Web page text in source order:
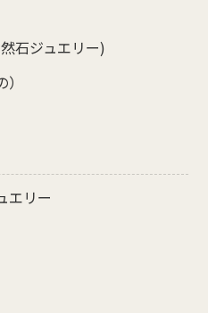
石ジュエリー)
エリー